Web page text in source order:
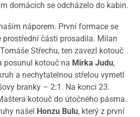
domácích se odcházelo do kabin.
náporem. První formace se
prostřední části prosadila. Milan
Střechu, ten zavezl kotouč
posunul kotouč na Mirka Judu,
a nechytatelnou střelou vymetl
branky – 2:1. Na konci 23.
kotouč do útočného pásma.
našel Honzu Bulu, který z první